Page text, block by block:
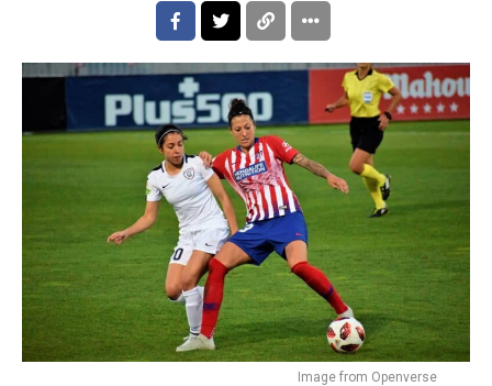
Image from Openverse